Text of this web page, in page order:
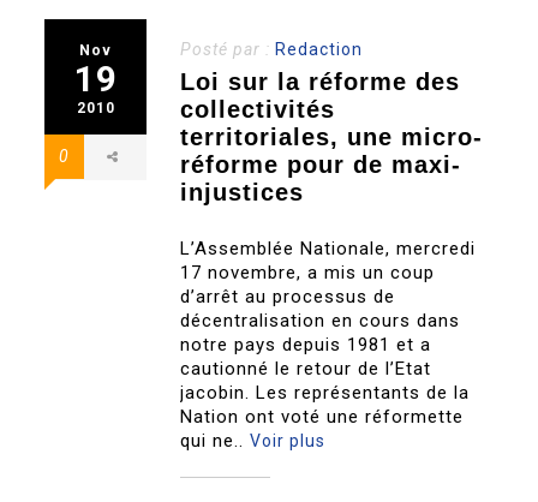
Nov
19
2010
0
Posté par : Redaction
Loi sur la réforme des
collectivités
territoriales, une micro-
réforme pour de maxi-
injustices
L’Assemblée Nationale, mercredi
17 novembre, a mis un coup
d’arrêt au processus de
décentralisation en cours dans
notre pays depuis 1981 et a
cautionné le retour de l’Etat
jacobin. Les représentants de la
Nation ont voté une réformette
qui ne..Voir plus